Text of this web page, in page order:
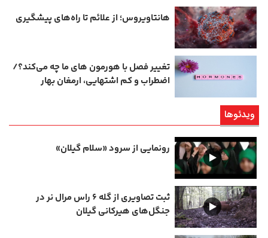
هانتاویروس؛ از علائم تا راه‌های پیشگیری
تغییر فصل با هورمون‌ های ما چه می‌کند؟/
اضطراب و کم‌ اشتهایی، ارمغان بهار
ویدئوها
رونمایی از سرود «سلام گیلان»
ثبت تصاویری از گله ۶ راس مرال نر در
جنگل‌های هیرکانی گیلان